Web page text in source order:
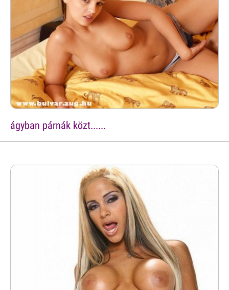
ágyban párnák közt......